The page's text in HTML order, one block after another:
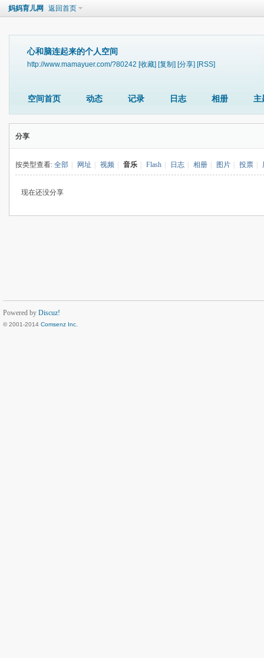
妈妈育儿网 返回首页
心和脑连起来的个人空间
http://www.mamayuer.com/?80242 [收藏] [复制] [分享] [RSS]
空间首页 动态 记录 日志 相册 主
分享
按类型查看: 全部 网址 视频 音乐 Flash 日志 相册 图片 投票
现在还没分享
Powered by Discuz!
© 2001-2014 Comsenz Inc.